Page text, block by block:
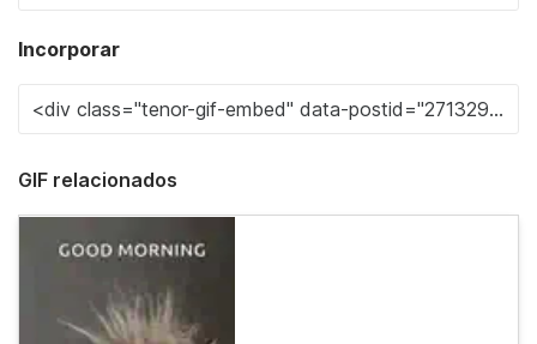
Incorporar
GIF relacionados